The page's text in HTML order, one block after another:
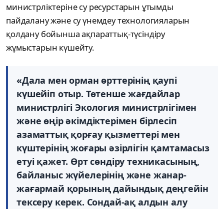
министрліктеріне су ресурстарын ұтымды
пайдалану және су үнемдеу технологияларын
қолдану бойынша ақпараттық-түсіндіру
жұмыстарын күшейту.
«Дала мен орман өрттерінің қаупі
күшейіп отыр. Төтенше жағдайлар
министрлігі Экология министрлігімен
және өңір әкімдіктерімен бірлесіп
азаматтық қорғау қызметтері мен
күштерінің жоғары әзірлігін қамтамасыз
етуі қажет. Өрт сөндіру техникасының,
байланыс жүйелерінің және жанар-
жағармай қорының дайындық деңгейін
тексеру керек. Сондай-ақ алдын алу